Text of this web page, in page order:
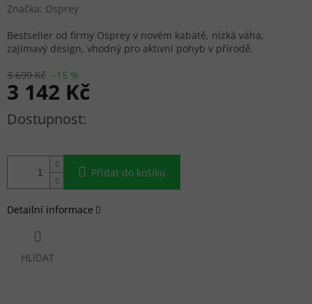
Značka: Osprey
3 699 Kč –15 %
3 142 Kč
Měrná cena:
Přidat do košíku
Bestseller od firmy Osprey v novém kabátě, nízká váha,
zajímavý design, vhodný pro aktivní pohyb v přírodě.
Detailní informace
HLÍDAT